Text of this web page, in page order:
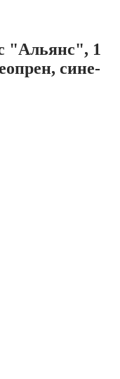
"Альянс", 1
сине-